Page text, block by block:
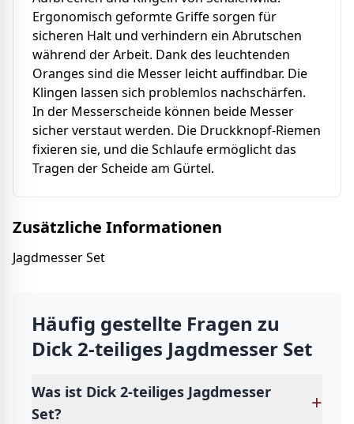
Ergonomisch geformte Griffe sorgen für
sicheren Halt und verhindern ein Abrutschen
während der Arbeit. Dank des leuchtenden
Oranges sind die Messer leicht auffindbar. Die
Klingen lassen sich problemlos nachschärfen.
In der Messerscheide können beide Messer
sicher verstaut werden. Die Druckknopf-Riemen
fixieren sie, und die Schlaufe ermöglicht das
Tragen der Scheide am Gürtel.
Zusätzliche Informationen
Jagdmesser Set
Häufig gestellte Fragen zu
Dick 2-teiliges Jagdmesser Set
Was ist Dick 2-teiliges Jagdmesser
Set?
+